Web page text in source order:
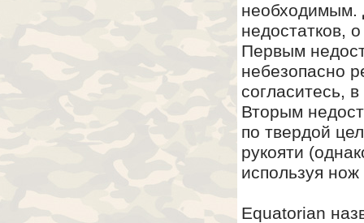
необходимым.
недостатков,
Первым
небезопасно
согласитесь,
Вторым
по твердой
рукояти
используя
Equatorian